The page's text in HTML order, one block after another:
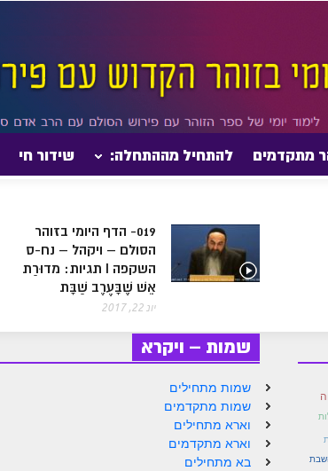
מתקדמים להתחיל מההתחלה: שידור חי
019- הדף היומי בזוהר
הסולם – ויקהל – נח-ס
השקפה I תגיות: מדוּרַת
אֵשׁ שֶׁבָּעֶרֶב שַׁבָּת
יונ 22, 2017
שמות – ויקרא
שמות מתחילים
שמות מתקדמים
וארא מתחילים
וארא מתקדמים
בא מתחילים